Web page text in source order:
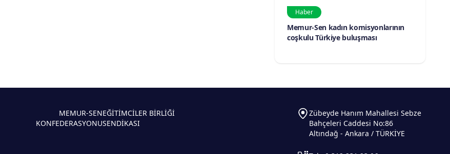
Haber
Memur-Sen kadın komisyonlarının
coşkulu Türkiye buluşması
MEMUR-SEN
KONFEDERASYONU
EĞİTİMCİLER BİRLİĞİ
SENDİKASI
Zübeyde Hanım Mahallesi Sebze
Bahçeleri Caddesi No:86
Altındağ - Ankara / TÜRKİYE